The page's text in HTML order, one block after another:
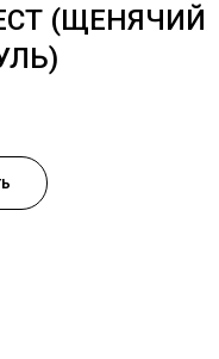
(ЩЕНЯЧИЙ